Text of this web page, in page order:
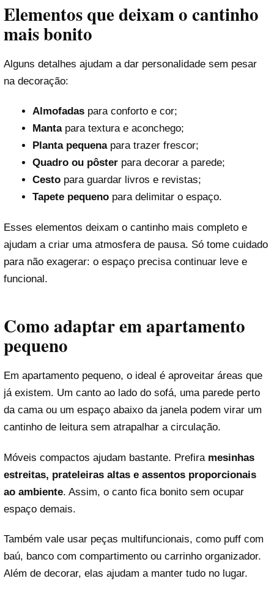
Elementos que deixam o cantinho
mais bonito
Alguns detalhes ajudam a dar personalidade sem pesar
na decoração:
Almofadaspara conforto e cor;
Mantapara textura e aconchego;
Planta pequenapara trazer frescor;
Quadro ou pôsterpara decorar a parede;
Cestopara guardar livros e revistas;
Tapete pequenopara delimitar o espaço.
Esses elementos deixam o cantinho mais completo e
ajudam a criar uma atmosfera de pausa. Só tome cuidado
para não exagerar: o espaço precisa continuar leve e
funcional.
Como adaptar em apartamento
pequeno
Em apartamento pequeno, o ideal é aproveitar áreas que
já existem. Um canto ao lado do sofá, uma parede perto
da cama ou um espaço abaixo da janela podem virar um
cantinho de leitura sem atrapalhar a circulação.
Móveis compactos ajudam bastante. Prefira mesinhas
estreitas, prateleiras altas e assentos proporcionais
ao ambiente. Assim, o canto fica bonito sem ocupar
espaço demais.
Também vale usar peças multifuncionais, como puff com
baú, banco com compartimento ou carrinho organizador.
Além de decorar, elas ajudam a manter tudo no lugar.